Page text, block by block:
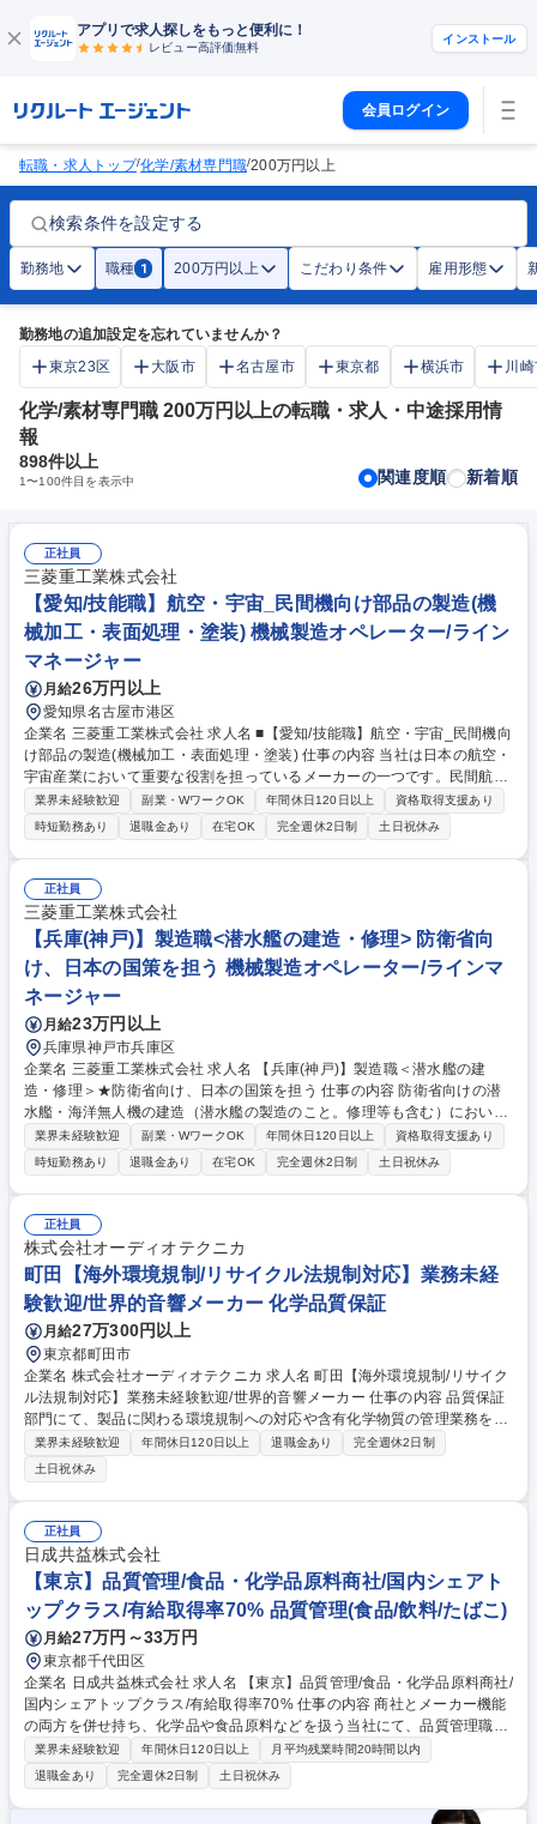
アプリで求人探しをもっと便利に！
レビュー高評価無料
インストール
会員ログイン
転職・求人トップ/化学/素材専門職/200万円以上
検索条件を設定する
勤務地 職種 1 200万円以上 こだわり条件 雇用形態
勤務地の追加設定を忘れていませんか？
東京23区
大阪市 名古屋市 東京都 横浜市 川
化学/素材専門職 200万円以上の転職・求人・中途採用情
報
898件以上
1〜100件目を表示中 関連度順 新着順
正社員
三菱重工業株式会社
【愛知/技能職】航空・宇宙_民間機向け部品の製造(機
械加工・表面処理・塗装) 機械製造オペレーター/ライン
マネージャー
月給26万円以上
愛知県名古屋市港区
企業名 三菱重工業株式会社 求人名 ■【愛知/技能職】航空・宇宙_民間機向
け部品の製造(機械加工・表面処理・塗装) 仕事の内容 当社は日本の航空・
宇宙産業において重要な役割を担っているメーカーの一つです。民間航空
機市場の需要は拡大しており、増産体制の構築と生産性改善を推進するた
め、製造部門の核となるメンバーを募集します。 ※下記いずれかの専門工
程をお任せ致します。 ■機械加工：超大型NC工作機械を用い、航空宇宙
特有の「難削材」をミクロン単位で精密加工します。■表面加工：航空機
専用の特殊な化学薬品を用い、機体を過酷な環境から守るコーティングを
施します。■塗装：航空機専用の塗料やスプレーガンなど用い、機体の塗
装を行います。■塑性加工・熱処理：大型プレス機での精密な曲げ加工
や、大型炉での熱処理を担当します。 募集職種 ■【愛知/技能職】航空・
宇宙_民間機向け部品の製造(機械加工・表面処理・塗装)
業界未経験歓迎 副業・WワークOK 年間休日120日以上
資格取得支援あり
時短勤務あり
退職金あり 在宅OK 完全週休2日制 土日祝休み
正社員
三菱重工業株式会社
【兵庫(神戸)】製造職<潜水艦の建造・修理> 防衛省向
け、日本の国策を担う 機械製造オペレーター/ラインマ
ネージャー
月給23万円以上
兵庫県神戸市兵庫区
企業名 三菱重工業株式会社 求人名 【兵庫(神戸)】製造職＜潜水艦の建
造・修理＞★防衛省向け、日本の国策を担う 仕事の内容 防衛省向けの潜
水艦・海洋無人機の建造（潜水艦の製造のこと。修理等も含む）におい
て、機械加工・仕上げ・鉄工・溶接・塗装・電気/電子機器組立作業などか
ら、ご経験に合わせた業務をお任せします。 【詳細】三菱重工は世界的に
もトップクラスと言われる日本の潜水艦を一手に担っています。海に囲ま
れた日本という立地において潜水艦は、自衛隊装備品の中でも重要度の高
い国防最前線の分野であり、また今後伸長が予想される海洋無人機（機雷
及び機雷の探知を行う水中自動制御機器）はこれから開発段階、という事
業のため、事業初期から関わることができる非常にやりがいのあるフェー
ズになっています。 募集職種 【兵庫(神戸)】製造職＜潜水艦の建造・修理
＞★防衛省向け、日本の国策を担う
業界未経験歓迎 副業・WワークOK 年間休日120日以上
資格取得支援あり
時短勤務あり
退職金あり 在宅OK 完全週休2日制 土日祝休み
正社員
株式会社オーディオテクニカ
町田【海外環境規制/リサイクル法規制対応】業務未経
験歓迎/世界的音響メーカー 化学品質保証
月給27万300円以上
東京都町田市
企業名 株式会社オーディオテクニカ 求人名 町田【海外環境規制/リサイク
ル法規制対応】業務未経験歓迎/世界的音響メーカー 仕事の内容 品質保証
部門にて、製品に関わる環境規制への対応や含有化学物質の管理業務をお
任せいたします。 【具体的に】■chemSHERPA等を用いた取引先からの
化学物質情報の収集・確認 ■各国環境関連法規制（化学物質・リサイク
ル・包装材等）の調査と社内展開 ■グリーン調達基準の運用、取引先への
調査依頼・是正対応 ■製品が各国の環境規制に適合していることの確認、
関連文書の整備 ■規制動向のモニタリングと社内共有など 募集職種 町田
【海外環境規制/リサイクル法規制対応】業務未経験歓迎/世界的音響メー
カー
業界未経験歓迎 年間休日120日以上 退職金あり
完全週休2日制
土日祝休み
正社員
日成共益株式会社
【東京】品質管理/食品・化学品原料商社/国内シェアト
ップクラス/有給取得率70% 品質管理(食品/飲料/たばこ)
月給27万円～33万円
東京都千代田区
企業名 日成共益株式会社 求人名 【東京】品質管理/食品・化学品原料商社/
国内シェアトップクラス/有給取得率70% 仕事の内容 商社とメーカー機能
の両方を併せ持ち、化学品や食品原料などを扱う当社にて、品質管理職を
募集します。品質保証に近い業務内容で輸入時の手続きや表示確認、社内
教育など幅広く担当いただきます。 ■具体的には、規格書・カタログ・製
造工程図の作成補助や、法規確認、クレーム対応（異物同定・原因究
明）、や原料サンプルの小分け補助、社内打ち合わせ参加や経費精算・消
業界未経験歓迎 年間休日120日以上
月平均残業時間20時間以内
退職金あり
完全週休2日制 土日祝休み